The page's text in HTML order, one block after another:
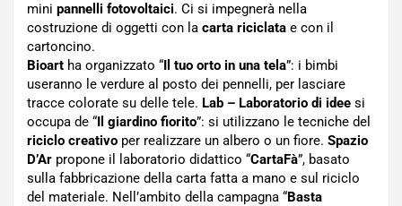
mini pannelli fotovoltaici. Ci si impegnerà nella
costruzione di oggetti con la carta riciclata e con il
cartoncino.
Bioart ha organizzato “Il tuo orto in una tela”: i bimbi
useranno le verdure al posto dei pennelli, per lasciare
tracce colorate su delle tele. Lab – Laboratorio di idee si
occupa de “Il giardino fiorito”: si utilizzano le tecniche del
riciclo creativo per realizzare un albero o un fiore. Spazio
D’Ar propone il laboratorio didattico “CartaFà”, basato
sulla fabbricazione della carta fatta a mano e sul riciclo
del materiale. Nell’ambito della campagna “Basta